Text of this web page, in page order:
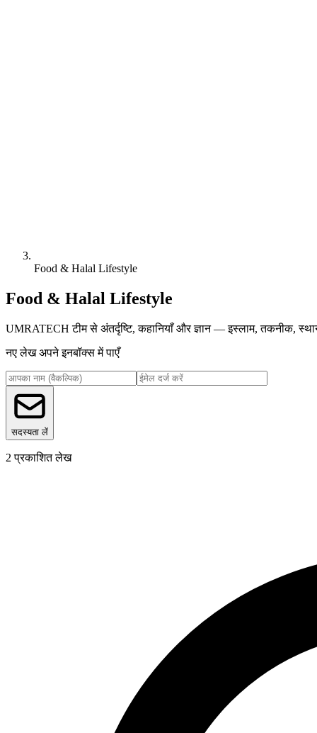
Food & Halal Lifestyle
Food & Halal Lifestyle
UMRATECH टीम से अंतर्दृष्टि, कहानियाँ और ज्ञान — इस्लाम, तकनीक,
नए लेख अपने इनबॉक्स में पाएँ
सदस्यता लें
2 प्रकाशित लेख